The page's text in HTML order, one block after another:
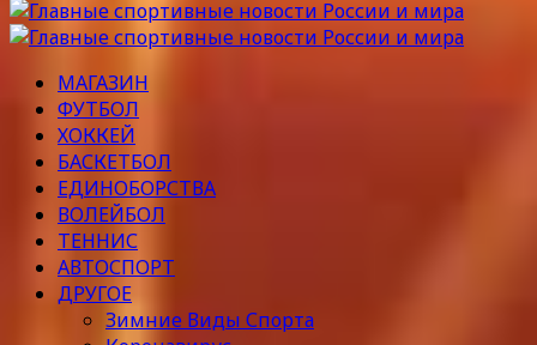
МАГАЗИН
ФУТБОЛ
ХОККЕЙ
БАСКЕТБОЛ
ЕДИНОБОРСТВА
ВОЛЕЙБОЛ
ТЕННИС
АВТОСПОРТ
ДРУГОЕ
Зимние Виды Спорта